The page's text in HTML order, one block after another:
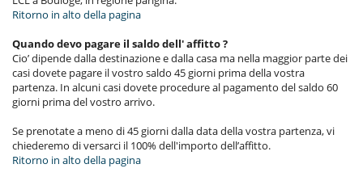
Ritorno in alto della pagina
Quando devo pagare il saldo dell' affitto ?
Cio’ dipende dalla destinazione e dalla casa ma nella maggior parte dei
casi dovete pagare il vostro saldo 45 giorni prima della vostra
partenza. In alcuni casi dovete procedure al pagamento del saldo 60
giorni prima del vostro arrivo.
Se prenotate a meno di 45 giorni dalla data della vostra partenza, vi
chiederemo di versarci il 100% dell'importo dell’affitto.
Ritorno in alto della pagina